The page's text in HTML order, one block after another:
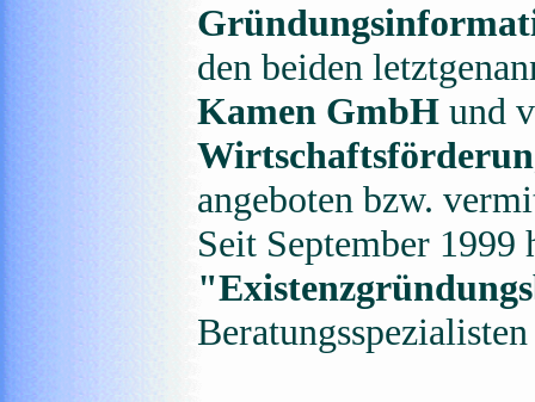
den beiden
Kamen GmbH und
angeboten bzw.
Seit September 1999